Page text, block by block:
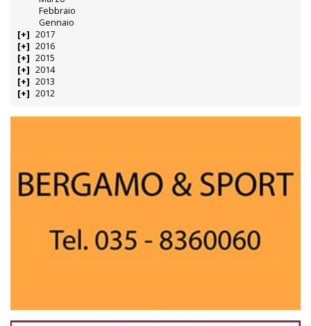
Febbraio
Gennaio
2017
2016
2015
2014
2013
2012